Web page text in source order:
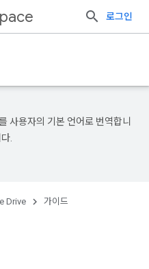
로그인
사용자의 기본 언어로 번역합니
.
Drive 가이드